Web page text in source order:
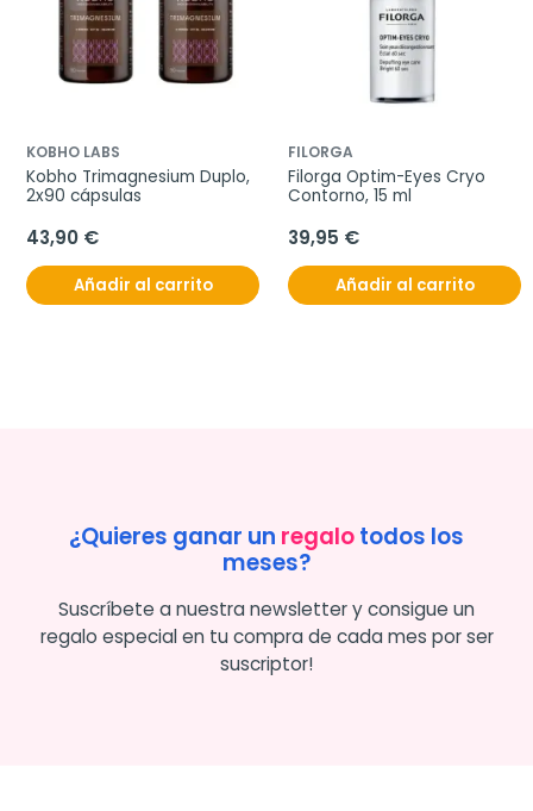
KOBHO LABS
Kobho Trimagnesium Duplo,
2x90 cápsulas
43,90 €
Añadir al carrito
FILORGA
Filorga Optim-Eyes Cryo
Contorno, 15 ml
39,95 €
Añadir al carrito
¿Quieres ganar un regalotodos los
meses?
Suscríbete a nuestra newsletter y consigue un
regalo especial en tu compra de cada mes por ser
suscriptor!